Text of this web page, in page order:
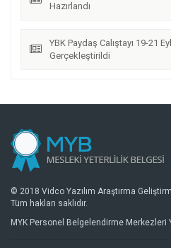
Hazırlandı
YBK Paydaş Calıştayı 19-21
Gerçekleştirildi
© 2018 Vidco Yazılım Araştırma
Tüm hakları saklıdır.
MYK Personel Belgelendirme Merkezleri